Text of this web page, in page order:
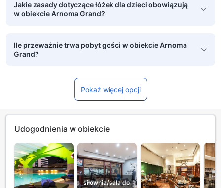
Jakie zasady dotyczące łóżek dla dzieci obowiązują
w obiekcie Arnoma Grand?
Ile przeważnie trwa pobyt gości w obiekcie Arnoma
Grand?
Pokaż więcej opcji
Udogodnienia w obiekcie
siłownia/sala do